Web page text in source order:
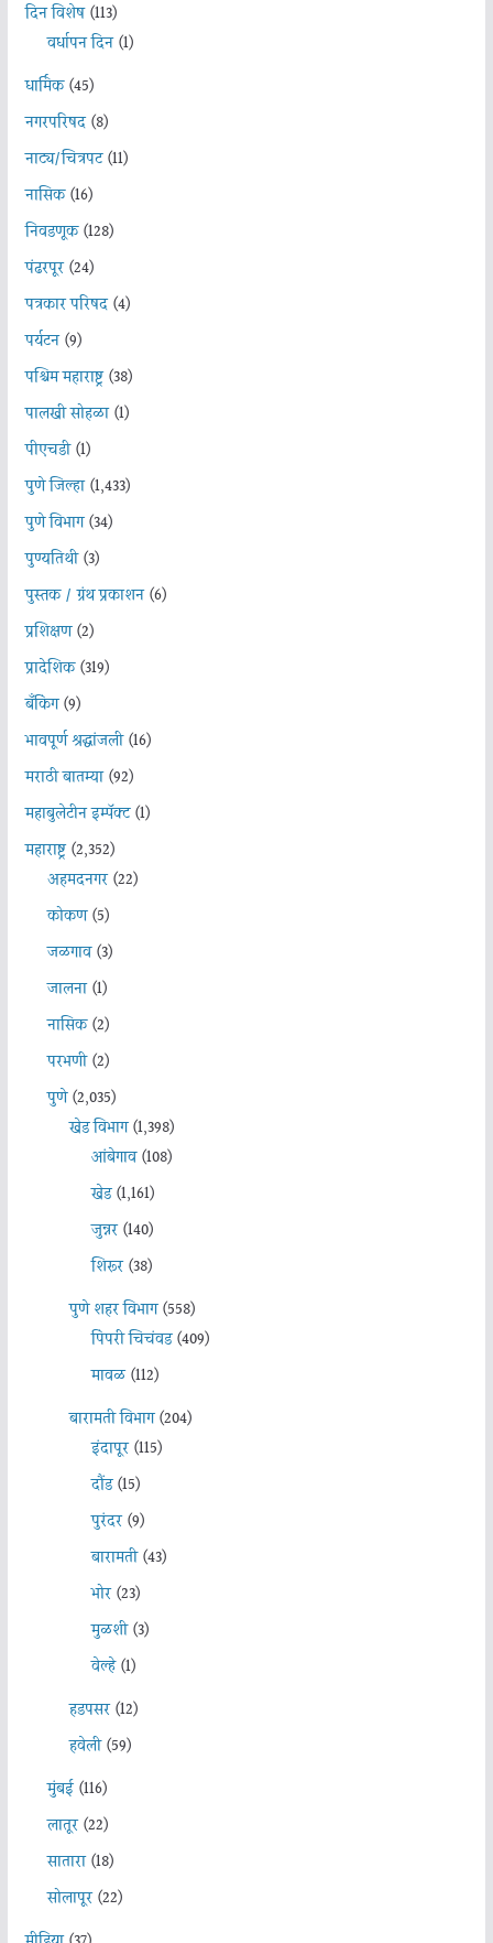
दिन विशेष(113)
वर्धापन दिन(1)
धार्मिक(45)
नगरपरिषद(8)
नाट्य/चित्रपट(11)
नासिक(16)
निवडणूक(128)
पंढरपूर(24)
पत्रकार परिषद(4)
पर्यटन(9)
पश्चिम महाराष्ट्र(38)
पालखी सोहळा(1)
पीएचडी(1)
पुणे जिल्हा(1,433)
पुणे विभाग(34)
पुण्यतिथी(3)
पुस्तक / ग्रंथ प्रकाशन(6)
प्रशिक्षण(2)
प्रादेशिक(319)
बँकिंग(9)
भावपूर्ण श्रद्धांजली(16)
मराठी बातम्या(92)
महाबुलेटीन इम्पॅक्ट(1)
महाराष्ट्र(2,352)
अहमदनगर(22)
कोकण(5)
जळगाव(3)
जालना(1)
नासिक(2)
परभणी(2)
पुणे(2,035)
खेड विभाग(1,398)
आंबेगाव(108)
खेड(1,161)
जुन्नर(140)
शिरूर(38)
पुणे शहर विभाग(558)
पिंपरी चिचंवड(409)
मावळ(112)
बारामती विभाग(204)
इंदापूर(115)
दौंड(15)
पुरंदर(9)
बारामती(43)
भोर(23)
मुळशी(3)
वेल्हे(1)
हडपसर(12)
हवेली(59)
मुंबई(116)
लातूर(22)
सातारा(18)
सोलापूर(22)